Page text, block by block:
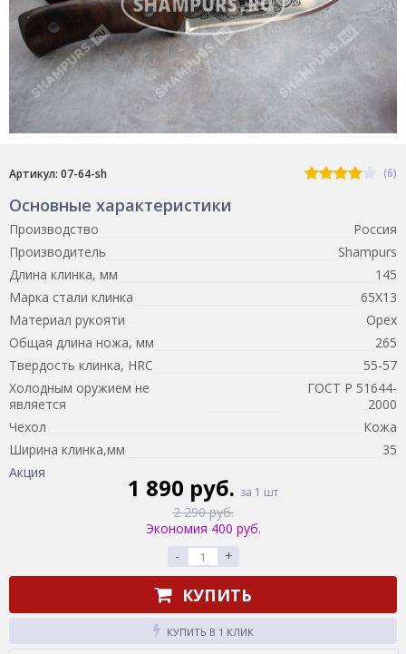
Артикул: 07-64-sh (6)
Основные характеристики
Производство
Россия
Производитель
Shampurs
Длина клинка, мм
145
Марка стали клинка
65Х13
Материал рукояти
Орех
Общая длина ножа, мм
265
Твердость клинка, HRC
55-57
Холодным оружием не
является
ГОСТ Р 51644-
2000
Чехол
Кожа
Ширина клинка,мм
35
Акция
1 890 руб. за 1 шт
2 290 руб.
Экономия 400 руб.
-
+
КУПИТЬ
КУПИТЬ В 1 КЛИК